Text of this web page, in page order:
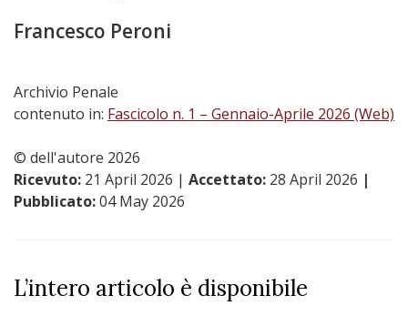
Francesco Peroni
Archivio Penale
contenuto in: Fascicolo n. 1 – Gennaio-Aprile 2026 (Web)
© dell'autore 2026
Ricevuto: 21 April 2026 | Accettato: 28 April 2026 |
Pubblicato:04 May 2026
L’intero articolo è disponibile